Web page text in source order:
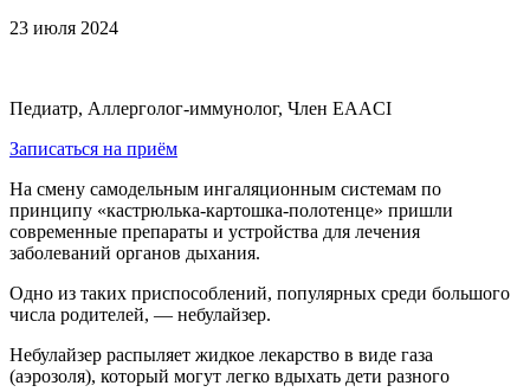
23 июля 2024
Педиатр, Аллерголог-иммунолог, Член EAACI
Записаться на приём
На смену самодельным ингаляционным системам по
принципу «кастрюлька-картошка-полотенце» пришли
современные препараты и устройства для лечения
заболеваний органов дыхания.
Одно из таких приспособлений, популярных среди большого
числа родителей, — небулайзер.
Небулайзер распыляет жидкое лекарство в виде газа
(аэрозоля), который могут легко вдыхать дети разного